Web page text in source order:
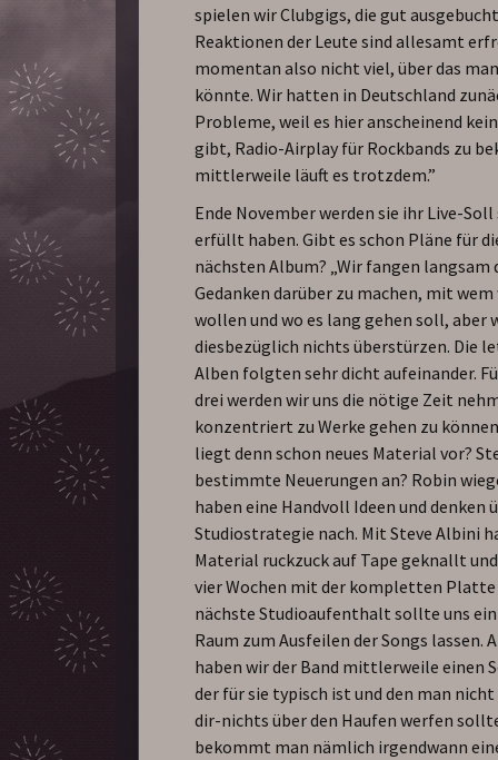
spielen wir Clubgigs, die gut
Reaktionen der Leute sind allesamt
momentan also nicht viel, über das
könnte. Wir hatten in Deutschland
Probleme, weil es hier anscheinend
gibt, Radio-Airplay für Rockbands zu
mittlerweile läuft es trotzdem.”
Ende November werden sie ihr Live-
erfüllt haben. Gibt es schon Pläne für
nächsten Album? „Wir fangen langsam
Gedanken darüber zu machen, mit
wollen und wo es lang gehen soll, aber
diesbezüglich nichts überstürzen. Die
Alben folgten sehr dicht aufeinander.
drei werden wir uns die nötige Zeit
konzentriert zu Werke gehen zu
liegt denn schon neues Material vor?
bestimmte Neuerungen an? Robin
haben eine Handvoll Ideen und denken
Studiostrategie nach. Mit Steve Albini
Material ruckzuck auf Tape geknallt
vier Wochen mit der kompletten Platte
nächste Studioaufenthalt sollte uns
Raum zum Ausfeilen der Songs lassen.
haben wir der Band mittlerweile einen
der für sie typisch ist und den man
dir-nichts über den Haufen werfen
bekommt man nämlich irgendwann